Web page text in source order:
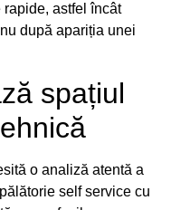
astfel încât
după apariția unei
spațiul
o analiză atentă a
self service cu